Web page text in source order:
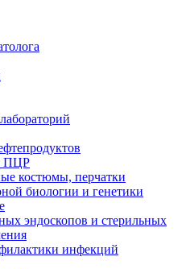
ПЦР
костюмы, перчатки
биологии и генетики
эндоскопов и стерильных
инфекций